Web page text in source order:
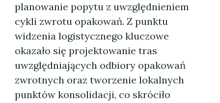
planowanie popytu z uwzględnieniem
cykli zwrotu opakowań. Z punktu
widzenia logistycznego kluczowe
okazało się projektowanie tras
uwzględniających odbiory opakowań
zwrotnych oraz tworzenie lokalnych
punktów konsolidacji, co skróciło